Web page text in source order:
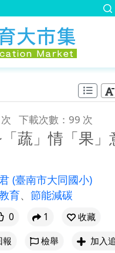
下載次數：99 次
蔬」情「果」
(臺南市大同國小)
育、 節能減碳
0 1
收藏
報
檢舉 加入